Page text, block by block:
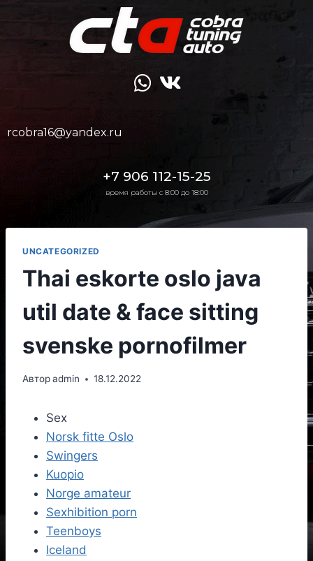
rcobra16@yandex.ru
+7 906 112-15-25
время работы с 8:00 до 18:00
UNCATEGORIZED
Thai eskorte oslo java
util date & face sitting
svenske pornofilmer
Авторadmin 18.12.2022
Sex
Norsk fitte Oslo
Swingers
Kuopio
Norge amateur
Sexhibition porn
Teenboys
Iceland